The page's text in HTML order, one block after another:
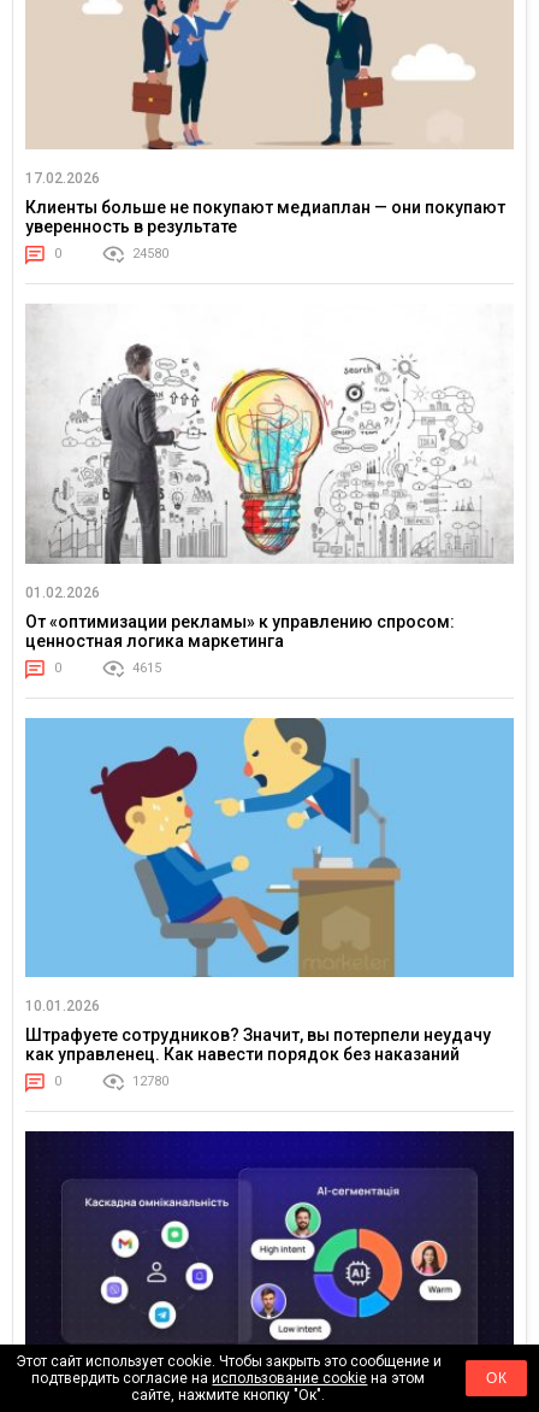
17.02.2026
Клиенты больше не покупают медиаплан — они покупают
уверенность в результате
0 24580
01.02.2026
От «оптимизации рекламы» к управлению спросом:
ценностная логика маркетинга
0 4615
10.01.2026
Штрафуете сотрудников? Значит, вы потерпели неудачу
как управленец. Как навести порядок без наказаний
0 12780
Этот сайт использует cookie. Чтобы закрыть это сообщение и
подтвердить согласие наиспользование cookie на этом
сайте, нажмите кнопку "Ок".
ОК